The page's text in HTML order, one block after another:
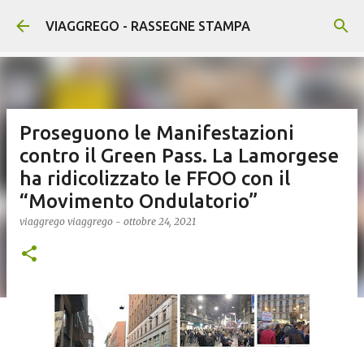
Passa ai contenuti principali
VIAGGREGO - RASSEGNE STAMPA
Proseguono le Manifestazioni
contro il Green Pass. La Lamorgese
ha ridicolizzato le FFOO con il
“Movimento Ondulatorio”
viaggrego viaggrego - ottobre 24, 2021